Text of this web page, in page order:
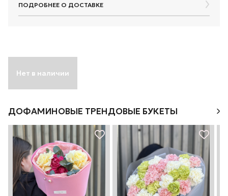
ПОДРОБНЕЕ О ДОСТАВКЕ
Нет в наличии
ДОФАМИНОВЫЕ ТРЕНДОВЫЕ БУКЕТЫ